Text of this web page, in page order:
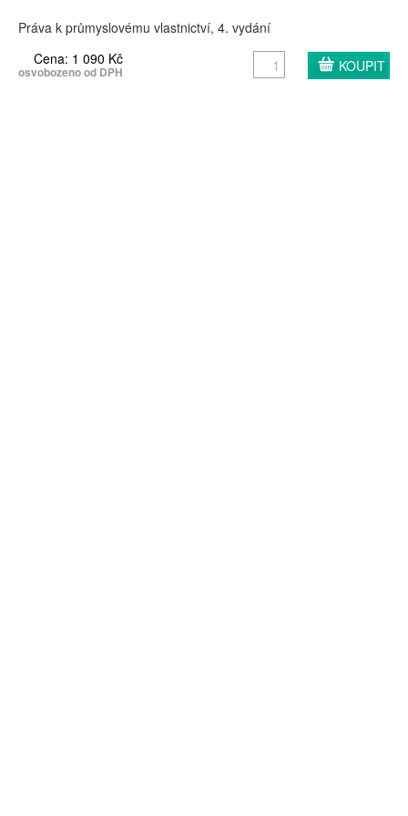
Práva k průmyslovému vlastnictví, 4. vydání
Cena: 1 090 Kč
osvobozeno od DPH